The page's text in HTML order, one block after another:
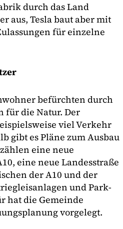
durch das Land
aus, Tesla baut aber mit
für einzelne
befürchten durch
für die Natur. Der
viel Verkehr
gibt es Pläne zum Ausbau
eine neue
eine neue Landesstraße
der A10 und der
und Park-
hat die Gemeinde
vorgelegt.